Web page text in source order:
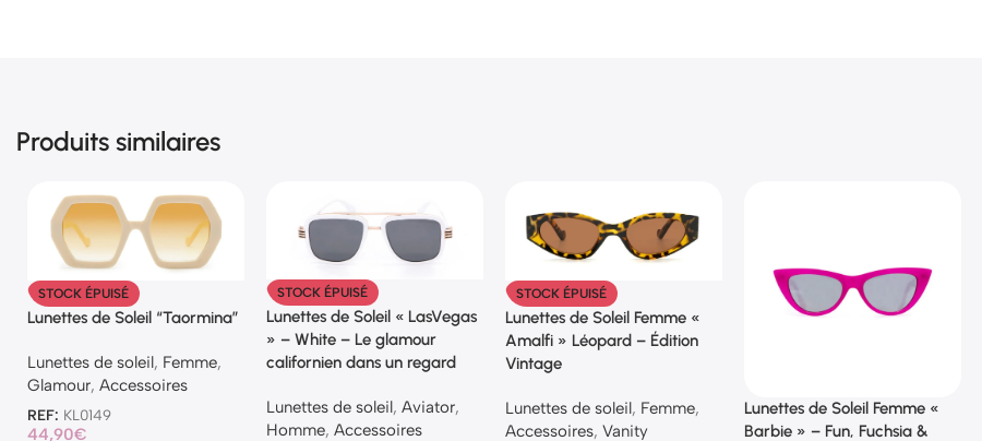
Produits similaires
STOCK ÉPUISÉ
Lunettes de Soleil “Taormina”
Lunettes de soleil, Femme,
Glamour, Accessoires
REF: KL0149
44,90€
STOCK ÉPUISÉ
Lunettes de Soleil « LasVegas
» – White – Le glamour
californien dans un regard
Lunettes de soleil, Aviator,
Homme, Accessoires
STOCK ÉPUISÉ
Lunettes de Soleil Femme «
Amalfi » Léopard – Édition
Vintage
Lunettes de soleil, Femme,
Accessoires, Vanity
Lunettes de Soleil Femme «
Barbie » – Fun, Fuchsia &